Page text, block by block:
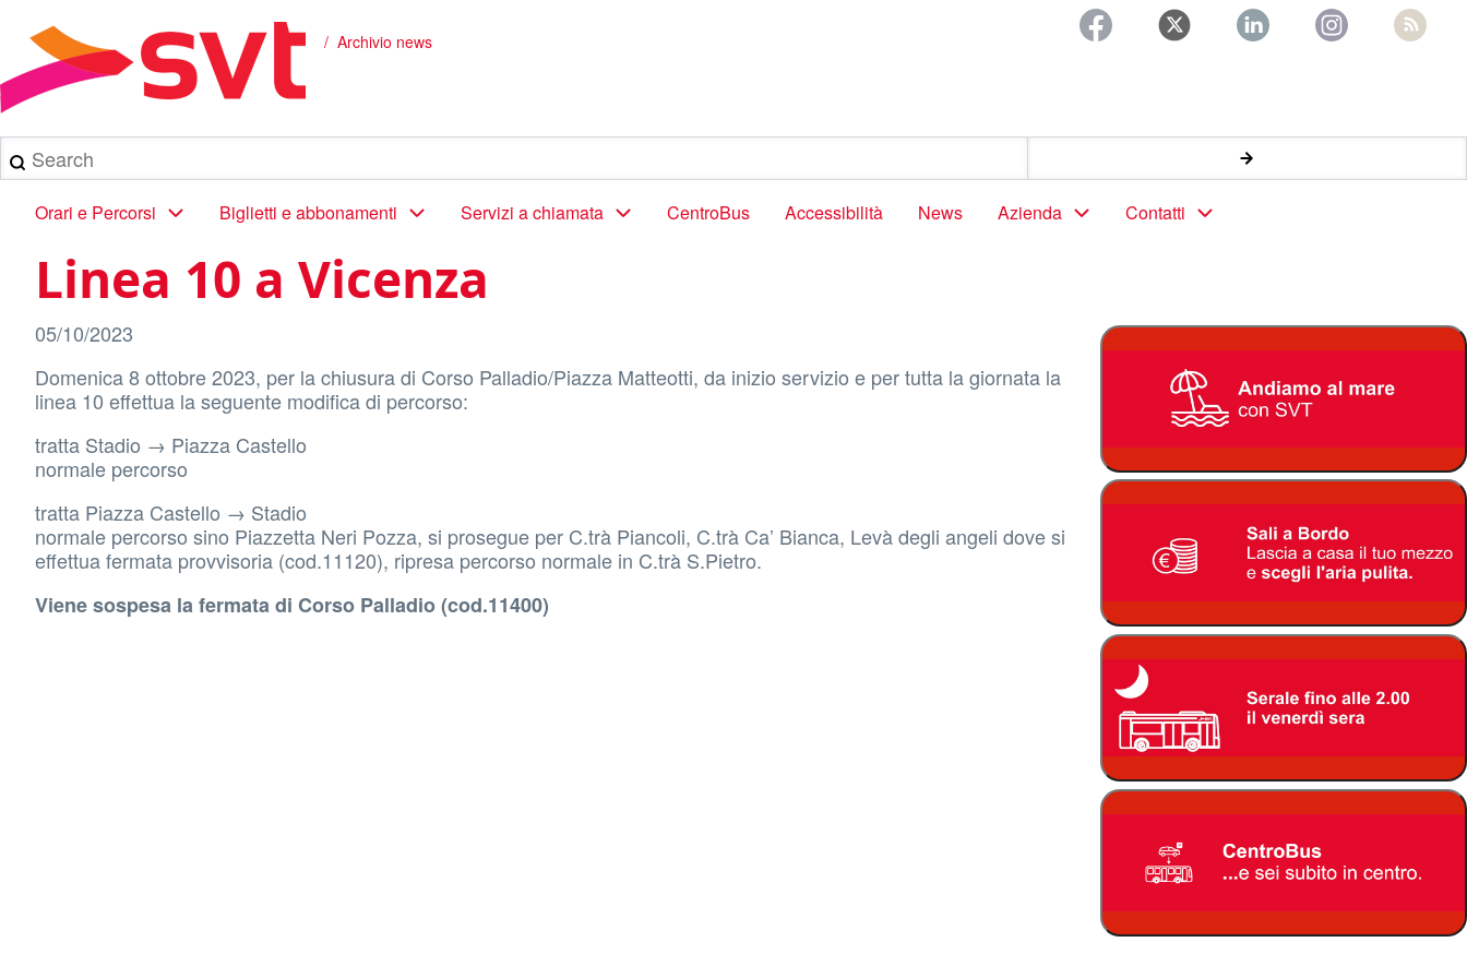
contenuto
principale
Briciole
di
pane
Archivio news
Search
Main
navigation
Orari e Percorsi Biglietti e abbonamenti Servizi a chiamata CentroBus Accessibilità News Azienda Contatti
Linea 10 a Vicenza
05/10/2023
Domenica 8 ottobre 2023, per la chiusura di Corso Palladio/Piazza Matteotti, da inizio servizio e per tutta la giornata la
linea 10 effettua la seguente modifica di percorso:
tratta Stadio → Piazza Castello
normale percorso
tratta Piazza Castello → Stadio
normale percorso sino Piazzetta Neri Pozza, si prosegue per C.trà Piancoli, C.trà Ca’ Bianca, Levà degli angeli dove si
effettua fermata provvisoria (cod.11120), ripresa percorso normale in C.trà S.Pietro.
Viene sospesa la fermata di Corso Palladio (cod.11400)